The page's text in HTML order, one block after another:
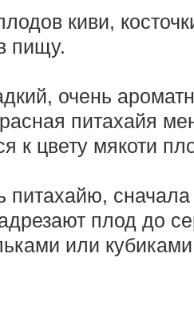
киви,
пищу.
очень
питахайя
к цвету мякоти
питахайю,
плод до
или